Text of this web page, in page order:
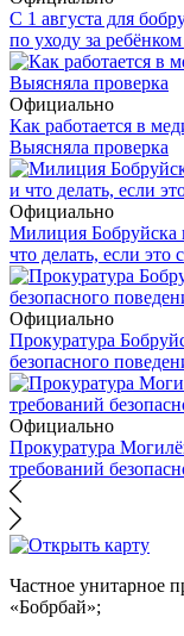
С 1 августа для
по уходу за
Официально
Как работается в
Выясняла проверка
Официально
Милиция Бобруйска
что делать, если это
Официально
Прокуратура
безопасного
Официально
Прокуратура
требований
Частное унитарное
«Бобрбай»;